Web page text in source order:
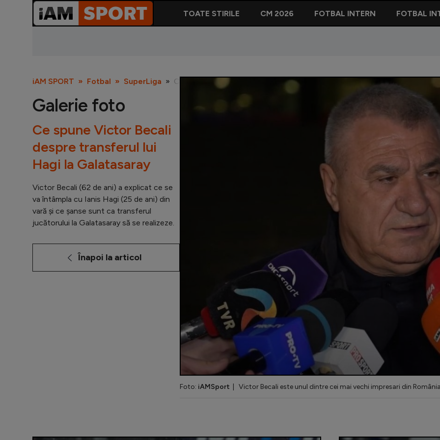
TOATE STIRILE CM 2026 FOTBAL INTERN FOTBAL
iAM SPORT Fotbal SuperLiga Ce spune Victor Becali despre transferul lui Hagi la Galatasaray
Galerie foto
Ce spune Victor Becali
despre transferul lui
Hagi la Galatasaray
Victor Becali (62 de ani) a explicat ce se
va întâmpla cu Ianis Hagi (25 de ani) din
vară și ce șanse sunt ca transferul
jucătorului la Galatasaray să se realizeze.
Înapoi la articol
Foto: iAMSport | Victor Becali este unul dintre cei mai vechi impresari din